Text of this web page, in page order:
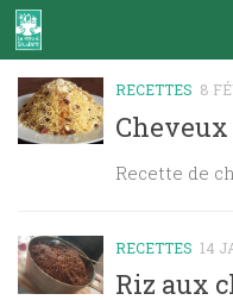
Skip to content
RECETTES 8
Cheveux
Recette de
RECETTES 14
Riz aux